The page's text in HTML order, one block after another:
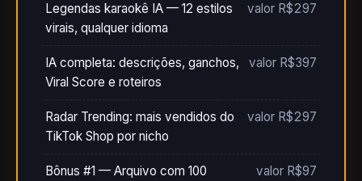
Legendas karaokê IA — 12 estilos
virais, qualquer idioma
valor R$297
IA completa: descrições, ganchos,
Viral Score e roteiros
valor R$397
Radar Trending: mais vendidos do
TikTok Shop por nicho
valor R$297
Bônus #1 — Arquivo com 100 valor R$97